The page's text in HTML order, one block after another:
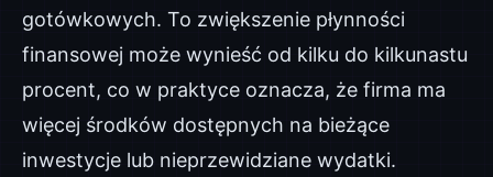
gotówkowych. To zwiększenie płynności
finansowej może wynieść od kilku do kilkunastu
procent, co w praktyce oznacza, że firma ma
więcej środków dostępnych na bieżące
inwestycje lub nieprzewidziane wydatki.